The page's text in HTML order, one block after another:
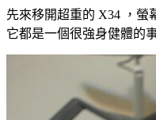
先來移開超重的 X34 ，螢
它都是一個很強身健體的